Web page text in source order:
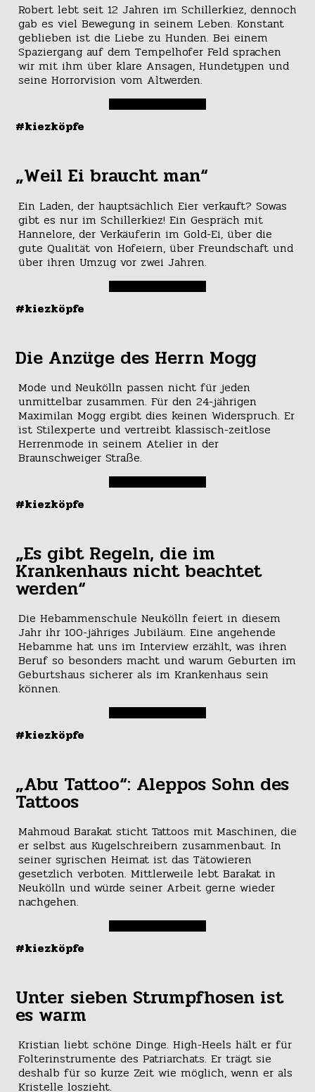
Robert lebt seit 12 Jahren im Schillerkiez, dennoch
gab es viel Bewegung in seinem Leben. Konstant
geblieben ist die Liebe zu Hunden. Bei einem
Spaziergang auf dem Tempelhofer Feld sprachen
wir mit ihm über klare Ansagen, Hundetypen und
seine Horrorvision vom Altwerden.
#kiezköpfe
„Weil Ei braucht man“
Ein Laden, der hauptsächlich Eier verkauft? Sowas
gibt es nur im Schillerkiez! Ein Gespräch mit
Hannelore, der Verkäuferin im Gold-Ei, über die
gute Qualität von Hofeiern, über Freundschaft und
über ihren Umzug vor zwei Jahren.
#kiezköpfe
Die Anzüge des Herrn Mogg
Mode und Neukölln passen nicht für jeden
unmittelbar zusammen. Für den 24-jährigen
Maximilan Mogg ergibt dies keinen Widerspruch. Er
ist Stilexperte und vertreibt klassisch-zeitlose
Herrenmode in seinem Atelier in der
Braunschweiger Straße.
#kiezköpfe
„Es gibt Regeln, die im
Krankenhaus nicht beachtet
werden“
Die Hebammenschule Neukölln feiert in diesem
Jahr ihr 100-jähriges Jubiläum. Eine angehende
Hebamme hat uns im Interview erzählt, was ihren
Beruf so besonders macht und warum Geburten im
Geburtshaus sicherer als im Krankenhaus sein
können.
#kiezköpfe
„Abu Tattoo“: Aleppos Sohn des
Tattoos
Mahmoud Barakat sticht Tattoos mit Maschinen, die
er selbst aus Kugelschreibern zusammenbaut. In
seiner syrischen Heimat ist das Tätowieren
gesetzlich verboten. Mittlerweile lebt Barakat in
Neukölln und würde seiner Arbeit gerne wieder
nachgehen.
#kiezköpfe
Unter sieben Strumpfhosen ist
es warm
Kristian liebt schöne Dinge. High-Heels hält er für
Folterinstrumente des Patriarchats. Er trägt sie
deshalb für so kurze Zeit wie möglich, wenn er als
Kristelle loszieht.